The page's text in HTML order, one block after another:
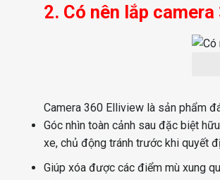
2. Có nên lắp
Camera 360 Elliview là sản phẩm
Góc nhìn toàn cảnh sau đặc biệt
xe, chủ động tránh trước khi quyết
Giúp xóa được các điểm mù xung